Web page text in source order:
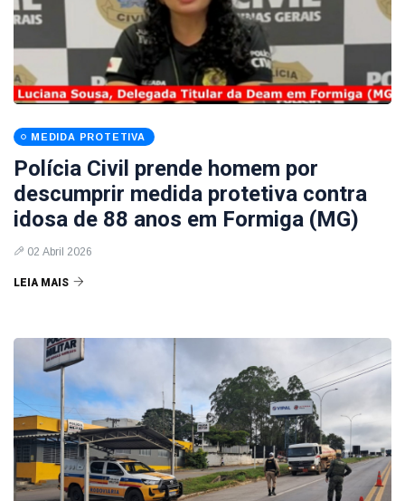
MEDIDA PROTETIVA
Polícia Civil prende homem por
descumprir medida protetiva contra
idosa de 88 anos em Formiga (MG)
02 Abril 2026
LEIA MAIS